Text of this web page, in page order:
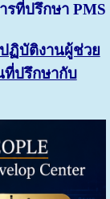
รที่ปรึกษา PMS
ฏิบัติงานผู้ช่วย
ที่ปรึกษากับ